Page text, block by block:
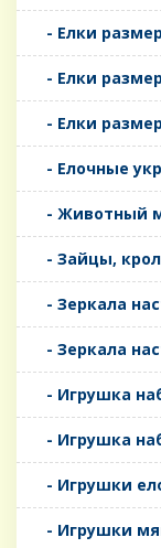
- Елки
- Елки
- Елки
- Елочные
- Животный
- Зайцы,
- Зеркала
- Зеркала
- Игрушка
- Игрушка
- Игрушки
- Игрушки